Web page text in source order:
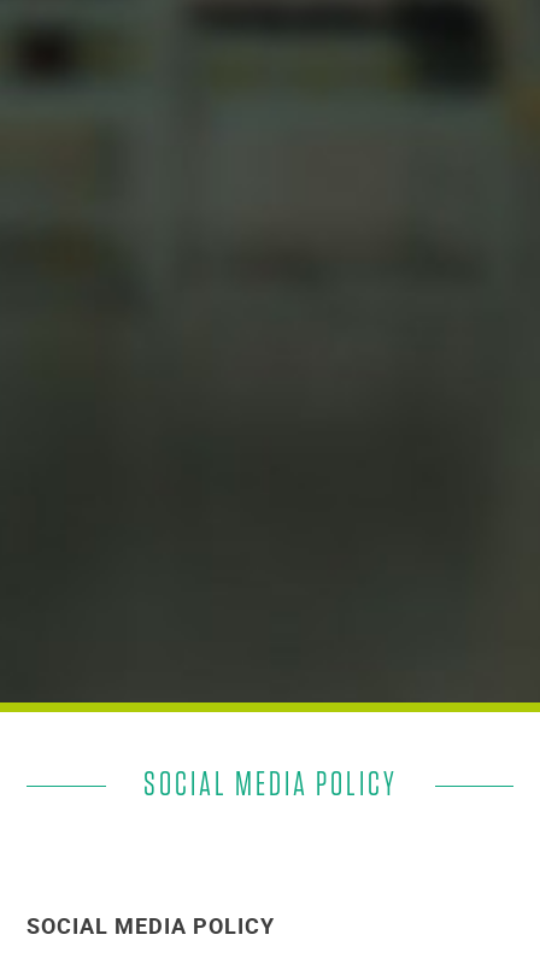
SOCIAL MEDIA POLICY
SOCIAL MEDIA POLICY